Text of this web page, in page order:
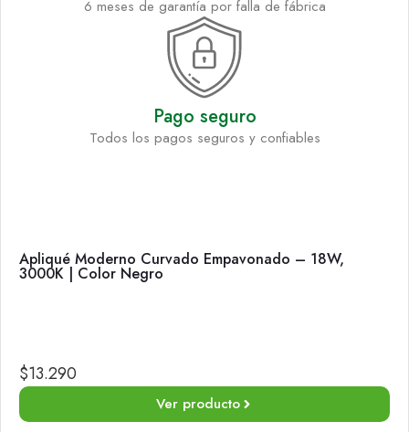
6 meses de garantía por falla de fábrica
Pago seguro
Todos los pagos seguros y confiables
Apliqué Moderno Curvado Empavonado – 18W,
3000K | Color Negro
$13.290
Ver producto